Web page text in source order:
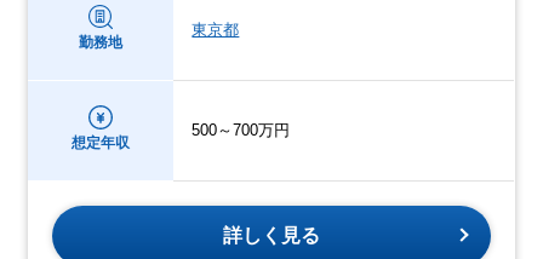
勤務地
東京都
想定年収
500～700万円
詳しく見る